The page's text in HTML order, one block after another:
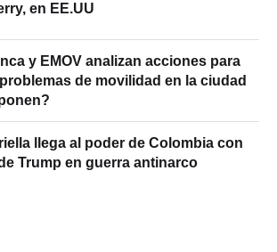
en EE.UU
y EMOV analizan acciones para
de movilidad en la ciudad
llega al poder de Colombia con
Trump en guerra antinarco